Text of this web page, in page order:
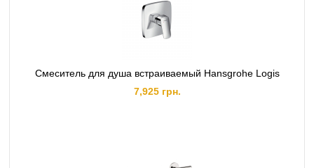
Смеситель для душа встраиваемый Hansgrohe Logis
7,925 грн.